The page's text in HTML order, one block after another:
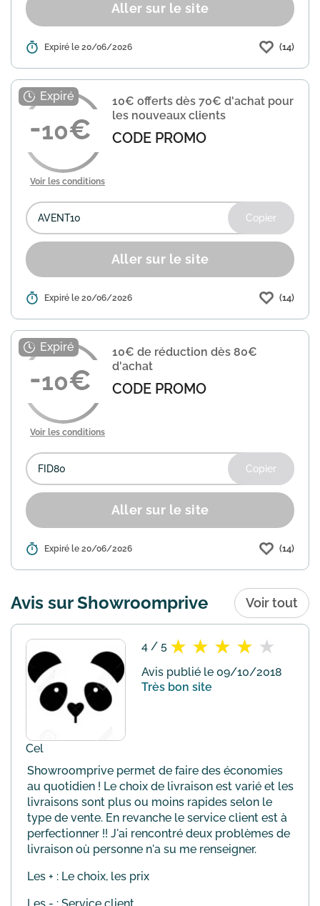
Aller sur le site
Détails : Showroomprivé vous offre les frais de
code GOFREE60 lors de votre
commande pour bénéficier de cette
offre. Aucune autre condition c...En
savoir plus
Expiré le 20/06/2026 (14)
10
10€ offerts dès 70€ d'achat pour
les nouveaux clients
CODE PROMO
Voir les conditions
Copier
Aller sur le site
Détails : Profitez de 10€ offerts sur votre
dès 70€ d'achat. Utilisez le code
AVENT10 lors de votre commande pour
bénéficier de cette offre exclusiv...
savoir plus
Expiré le 20/06/2026 (14)
10
10€ de réduction dès 80€
d'achat
CODE PROMO
Voir les conditions
Copier
Aller sur le site
Détails : Showroomprivé vous offre 10€ de
de votre passage en caisse pour
bénéficier de cette offre. Valab... En
savoir plus
Expiré le 20/06/2026 (14)
Avis sur Showroomprive Voir tout
Cel
4 / 5
Avis publié le 09/10/2018
Très bon site
Showroomprive permet de faire des économies
au quotidien ! Le choix de livraison est varié et les
livraisons sont plus ou moins rapides selon le
type de vente. En revanche le service client est à
perfectionner !! J'ai rencontré deux problèmes de
livraison où personne n'a su me renseigner.
Les + : Le choix, les prix